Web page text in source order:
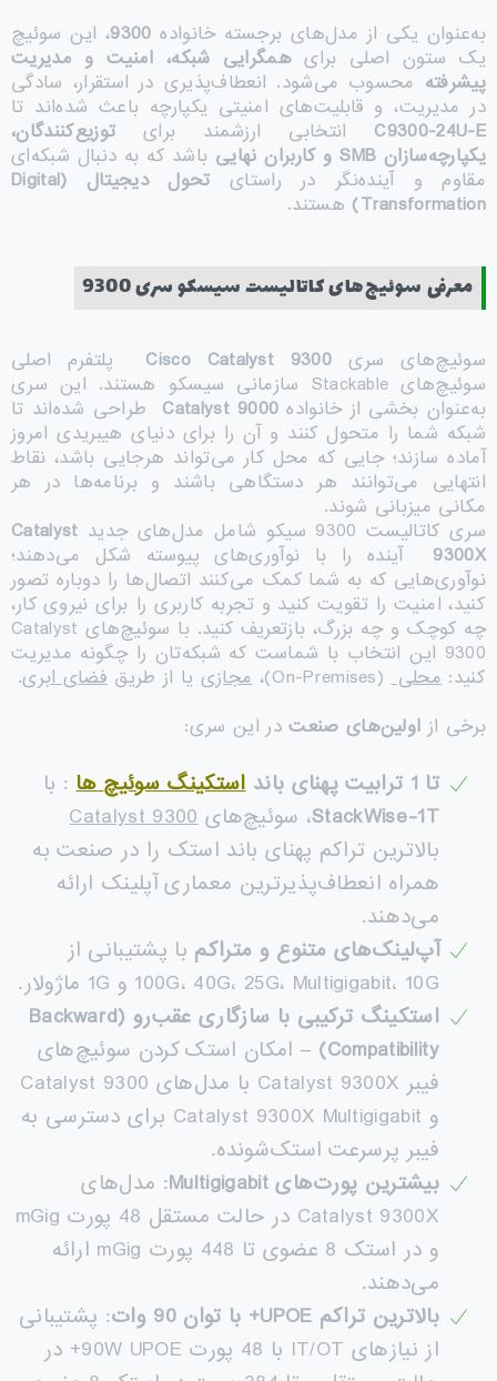
به‌عنوان یکی از مدل‌های برجسته خانواده 9300، این سوئیچ
یک ستون اصلی برای همگرایی شبکه، امنیت و مدیریت
پیشرفته محسوب می‌شود. انعطاف‌پذیری در استقرار، سادگی
در مدیریت، و قابلیت‌های امنیتی یکپارچه باعث شده‌اند تا
C9300-24U-E انتخابی ارزشمند برای توزیع‌کنندگان،
یکپارچه‌سازان
و کاربران نهایی باشد که به دنبال شبکه‌ای
مقاوم و آینده‌نگر در راستای تحول دیجیتال
(Digital
Transformation)
هستند.
معرفی سوئیچ‌های کاتالیست سیسکو سری 9300
سوئیچ‌های سری Cisco Catalyst 9300 پلتفرم اصلی
سوئیچ‌های Stackable سازمانی سیسکو هستند. این سری
به‌عنوان بخشی از خانواده Catalyst 9000 طراحی شده‌اند تا
شبکه شما را متحول کنند و آن را برای دنیای هیبریدی امروز
آماده سازند؛ جایی که محل کار می‌تواند هرجایی باشد، نقاط
انتهایی می‌توانند هر دستگاهی باشند و برنامه‌ها در هر
مکانی میزبانی شوند.
سری کاتالیست 9300 سیکو شامل مدل‌های جدید
Catalyst
9300X آینده را با نوآوری‌های پیوسته شکل می‌دهند؛
نوآوری‌هایی که به شما کمک می‌کنند اتصال‌ها را دوباره تصور
کنید، امنیت را تقویت کنید و تجربه کاربری را برای نیروی کار،
چه کوچک و چه بزرگ، بازتعریف کنید. با سوئیچ‌های Catalyst
9300 این انتخاب با شماست که شبکه‌تان را چگونه مدیریت
کنید: محلی(On-Premises)، مجازی یا از طریقفضای ابری.
برخی از اولین‌های صنعتدر این سری:
تا 1 ترابیت پهنای باند استکینگ سوئیچ ها: با
StackWise-1T، سوئیچ‌هایCatalyst 9300
بالاترین تراکم پهنای باند استک را در صنعت به
همراه انعطاف‌پذیرترین معماری آپلینک ارائه
می‌دهند.
آپ‌لینک‌های متنوع و متراکم با پشتیبانی از
100G، 40G، 25G، Multigigabit، 10G و 1G ماژولار.
استکینگ ترکیبی با سازگاری عقب‌رو (Backward
Compatibility) – امکان استک کردن سوئیچ‌های
فیبر Catalyst 9300X با مدل‌های Catalyst 9300
و Catalyst 9300X Multigigabit برای دسترسی به
فیبر پرسرعت استک‌شونده.
بیشترین پورت‌هایMultigigabit
: مدل‌های
Catalyst 9300X در حالت مستقل 48 پورت mGig
و در استک 8 عضوی تا 448 پورت mGig ارائه
می‌دهند.
بالاترین تراکم
با توان 90 وات
: پشتیبانی
از نیازهای IT/OT با 48 پورت 90W UPOE+ در